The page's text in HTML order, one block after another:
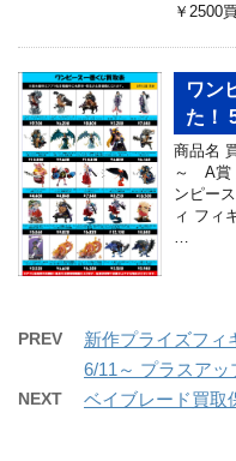
￥2500
ワン
た！
商品名
～ A賞
ンピー
ィ フィ
PREV
新作プライズフィ
6/11～ プラスアッ
NEXT ベイブレード買取